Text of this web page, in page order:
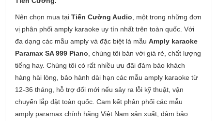
Nên chọn mua tại Tiến Cường Audio , một trong những đơn
vị phân phối amply karaoke uy tín nhất trên toàn quốc. Với
đa dạng các mẫu amply và đặc biệt là mẫu Amply karaoke
Paramax SA 999 Piano , chúng tôi bán với giá rẻ, chất lượng
tiếng hay. Chúng tôi có rất nhiều ưu đãi đảm bảo khách
hàng hài lòng, bảo hành dài hạn các mẫu amply karaoke từ
12-36 tháng, hỗ trợ đổi mới nếu sảy ra lỗi kỹ thuật, vận
chuyển lắp đặt toàn quốc. Cam kết phân phối các mẫu
amply paramax chính hãng Việt Nam sản xuất, đảm bảo